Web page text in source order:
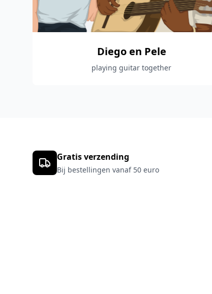
Diego en Pele
playing guitar together
Gratis verzending
Bij bestellingen vanaf 50 euro